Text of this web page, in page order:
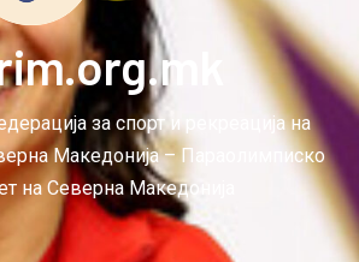
за спорт и рекреација на
Македонија – Параолимписко
на Северна Македонија